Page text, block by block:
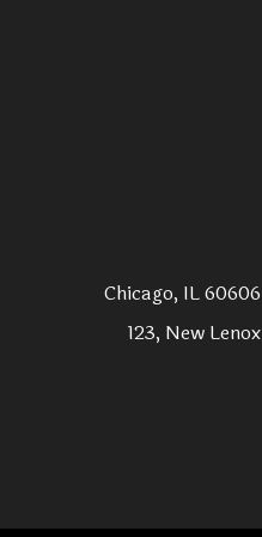
Chicago, IL 60606
123, New Lenox